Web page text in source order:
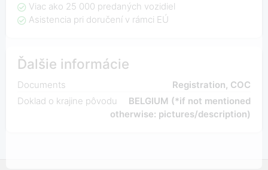
Viac ako 25 000 predaných vozidiel
Asistencia pri doručení v rámci EÚ
Ďalšie informácie
Documents
Registration, COC
Doklad o krajine pôvodu
BELGIUM (*if not mentioned
otherwise: pictures/description)